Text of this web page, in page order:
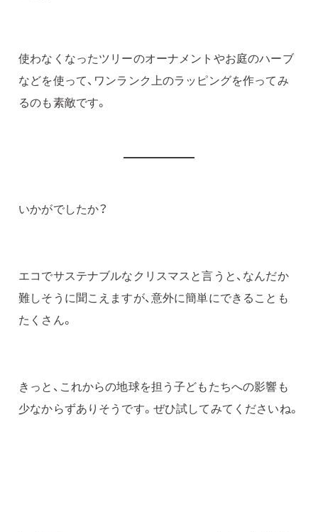
使わなくなったツリーのオーナメントやお庭のハーブ
などを使って、ワンランク上のラッピングを作ってみ
るのも素敵です。
いかがでしたか？
エコでサステナブルなクリスマスと言うと、なんだか
難しそうに聞こえますが、意外に簡単にできることも
たくさん。
きっと、これからの地球を担う子どもたちへの影響も
少なからずありそうです。ぜひ試してみてくださいね。